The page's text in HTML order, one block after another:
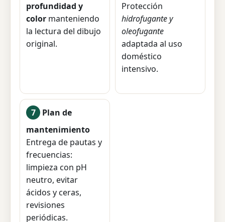
profundidad y
color manteniendo
la lectura del dibujo
original.
Protección
hidrofugante y
oleofugante
adaptada al uso
doméstico
intensivo.
7
Plan de
mantenimiento
Entrega de pautas y
frecuencias:
limpieza con pH
neutro, evitar
ácidos y ceras,
revisiones
periódicas.